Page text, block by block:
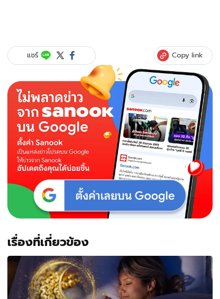
แชร์ Copy link
เรื่องที่เกี่ยวข้อง